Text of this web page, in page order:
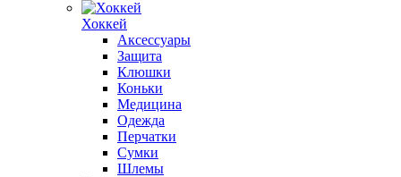
Хоккей
Аксессуары
Защита
Клюшки
Коньки
Медицина
Одежда
Перчатки
Сумки
Шлемы